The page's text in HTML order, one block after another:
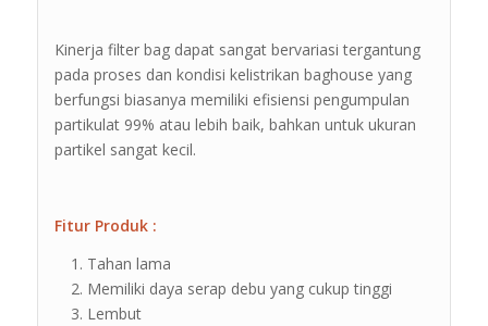
Kinerja filter bag dapat sangat bervariasi tergantung
pada proses dan kondisi kelistrikan baghouse yang
berfungsi biasanya memiliki efisiensi pengumpulan
partikulat 99% atau lebih baik, bahkan untuk ukuran
partikel sangat kecil.
Fitur Produk :
Tahan lama
Memiliki daya serap debu yang cukup tinggi
Lembut